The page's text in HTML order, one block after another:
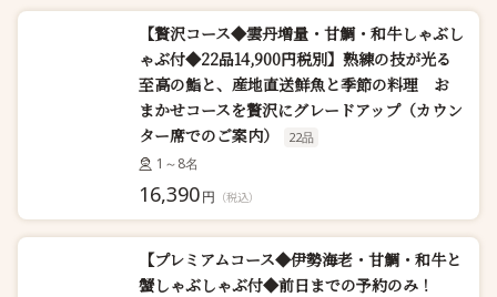
【贅沢コース◆雲丹増量・甘鯛・和牛しゃぶし
ゃぶ付◆22品14,900円税別】熟練の技が光る
至高の鮨と、産地直送鮮魚と季節の料理 お
まかせコースを贅沢にグレードアップ（カウン
ター席でのご案内）
22品
1～8名
16,390円 （税込）
【プレミアムコース◆伊勢海老・甘鯛・和牛と
蟹しゃぶしゃぶ付◆前日までの予約のみ！